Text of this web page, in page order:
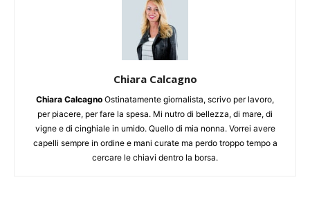
Chiara Calcagno
Chiara Calcagno Ostinatamente giornalista, scrivo per lavoro,
per piacere, per fare la spesa. Mi nutro di bellezza, di mare, di
vigne e di cinghiale in umido. Quello di mia nonna. Vorrei avere
capelli sempre in ordine e mani curate ma perdo troppo tempo a
cercare le chiavi dentro la borsa.